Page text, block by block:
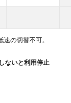
の切替不可。
ないと利用停止